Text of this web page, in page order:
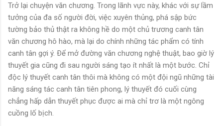
Trở lại chuyện văn chương. Trong lãnh vực này, khác với sự lầm
tưởng của đa số người đời, việc xuyên thủng, phá sập bức
tường bảo thủ thật ra không hề do một chủ trương canh tân
văn chương hô hào, mà lại do chính những tác phẩm có tính
canh tân gợi ý. Ðể mở đường văn chương nghệ thuật, bao giờ lý
thuyết gia cũng đi sau người sáng tạo ít nhất là một bước. Chỉ
độc lý thuyết canh tân thôi mà không có một đội ngũ những tài
năng sáng tác canh tân tiên phong, lý thuyết đó cuối cùng
chẳng hấp dẫn thuyết phục được ai mà chỉ trơ là một ngông
cuồng lố bịch.